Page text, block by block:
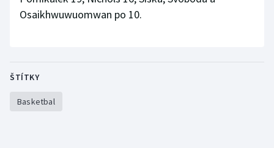
Stolní tenis
Osaikhwuwuomwan po 10.
ŠTÍTKY
Basketbal